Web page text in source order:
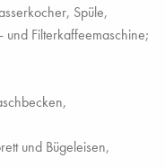
Spüle,
und Filterkaffeemaschine;
und Bügeleisen,